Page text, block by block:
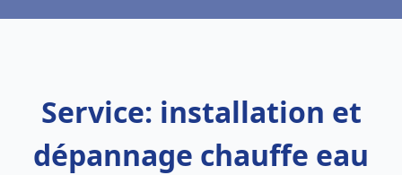
Service: installation et
dépannage chauffe eau